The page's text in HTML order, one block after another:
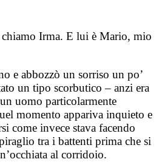
Irma. E lui è Mario, mio
e abbozzò un sorriso un po’
un tipo scorbutico – anzi era
uomo particolarmente
momento appariva inquieto e
come invece stava facendo
tra i battenti prima che si
al corridoio.